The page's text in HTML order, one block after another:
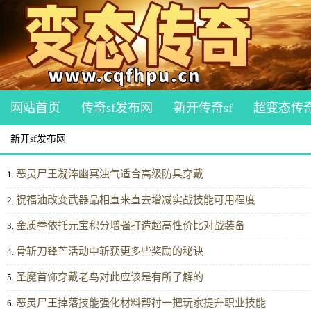
网站首页 传奇sf发布网 新开传奇sf 超变态传
新开sf发布网
1. 恶灵尸王凝淬幽冥浊气适合高级防具穿戴
2. 祝福油改变武器品相直来直去增减实战技能可用程度
3. 金质拳依托元宝积分‌增强打造超高性价比对战装备
4. 骨斩刀锋芒活动中斩获更多些奖励的秘诀
5. 圣魔首饰穿戴老鸟对此应该是有所了解的
6. 恶灵尸王掉落技能强化材料帮衬一把玩家提升职业技能